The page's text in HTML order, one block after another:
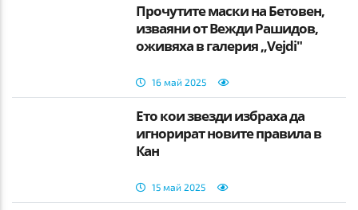
Прочутите маски на Бетовен,
изваяни от Вежди Рашидов,
оживяха в галерия „Vejdi"
16 май 2025
Ето кои звезди избраха да
игнорират новите правила в
Кан
15 май 2025